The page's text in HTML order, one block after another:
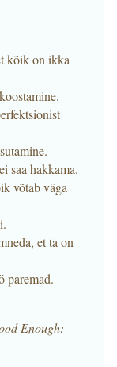
kõik on ikka
saa hakkama.
võtab väga
et ta on
paremad.
Enough: